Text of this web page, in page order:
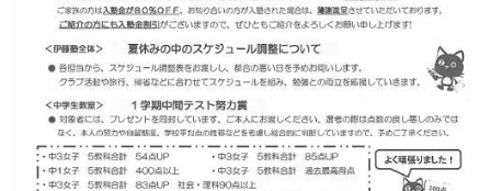
校舎
校舎紹介
香芝下田校
二上駅前校